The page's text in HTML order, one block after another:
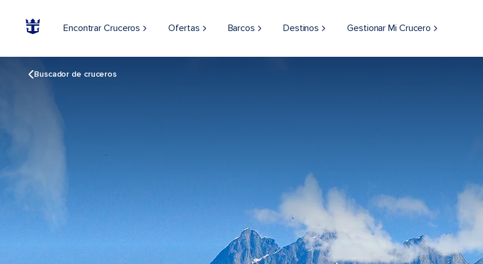
Encontrar Cruceros Ofertas Barcos Destinos Gestionar Mi Crucero
Buscador de cruceros